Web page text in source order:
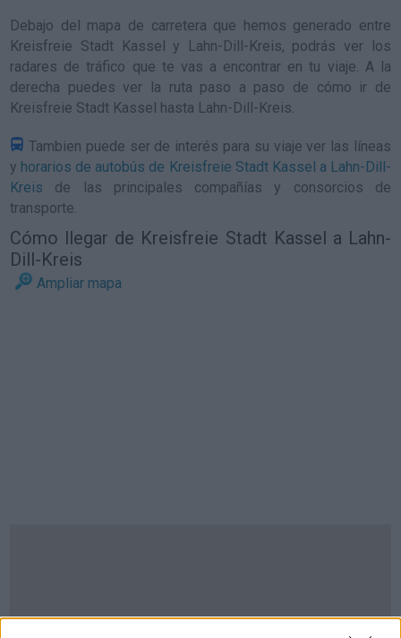
Debajo del mapa de carretera que hemos generado entre
Kreisfreie Stadt Kassel y Lahn-Dill-Kreis, podrás ver los
radares de tráfico que te vas a encontrar en tu viaje. A la
derecha puedes ver la ruta paso a paso de cómo ir de
Kreisfreie Stadt Kassel hasta Lahn-Dill-Kreis.
Tambien puede ser de interés para su viaje ver las líneas
y horarios de autobús de Kreisfreie Stadt Kassel a Lahn-Dill-
Kreis de las principales compañías y consorcios de
transporte.
Cómo llegar de Kreisfreie Stadt Kassel a Lahn-
Dill-Kreis
Ampliar mapa